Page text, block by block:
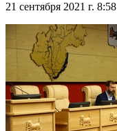
21 сентября 2021 г. 8:58